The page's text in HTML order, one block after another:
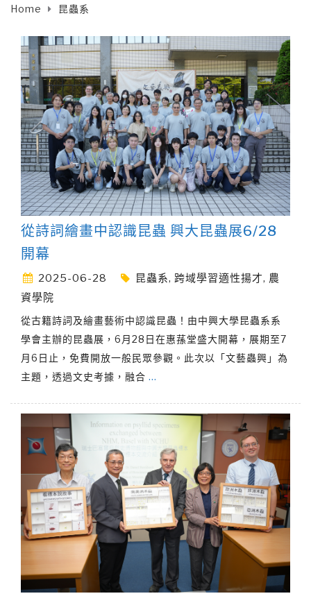
Home 昆蟲系
從詩詞繪畫中認識昆蟲 興大昆蟲展6/28
開幕
2025-06-28 昆蟲系, 跨域學習適性揚才, 農
資學院
從古籍詩詞及繪畫藝術中認識昆蟲！由中興大學昆蟲系系
學會主辦的昆蟲展，6月28日在惠蓀堂盛大開幕，展期至7
月6日止，免費開放一般民眾參觀。此次以「文藝蟲興」為
主題，透過文史考據，融合 …